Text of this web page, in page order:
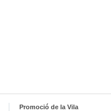
Promoció de la Vila